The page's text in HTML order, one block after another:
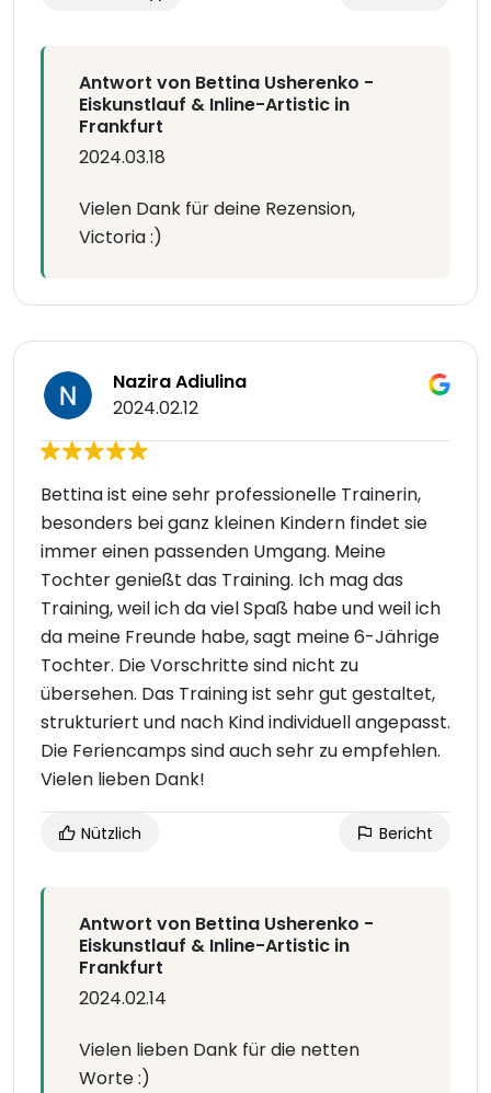
Antwort von Bettina Usherenko -
Eiskunstlauf & Inline-Artistic in
Frankfurt
2024.03.18
Vielen Dank für deine Rezension,
Victoria :)
Nazira Adiulina
2024.02.12
Bettina ist eine sehr professionelle Trainerin,
besonders bei ganz kleinen Kindern findet sie
immer einen passenden Umgang. Meine
Tochter genießt das Training. Ich mag das
Training, weil ich da viel Spaß habe und weil ich
da meine Freunde habe, sagt meine 6-Jährige
Tochter. Die Vorschritte sind nicht zu
übersehen. Das Training ist sehr gut gestaltet,
strukturiert und nach Kind individuell angepasst.
Die Feriencamps sind auch sehr zu empfehlen.
Vielen lieben Dank!
Nützlich Bericht
Antwort von Bettina Usherenko -
Eiskunstlauf & Inline-Artistic in
Frankfurt
2024.02.14
Vielen lieben Dank für die netten
Worte :)